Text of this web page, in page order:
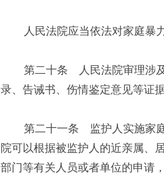
人民法院应当依法对家庭暴力
第二十条 人民法院审理涉及
录、告诫书、伤情鉴定意见等证
第二十一条 监护人实施家庭
院可以根据被监护人的近亲属、
部门等有关人员或者单位的申请